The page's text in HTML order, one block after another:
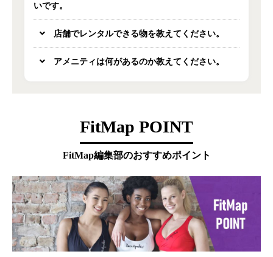
いです。
店舗でレンタルできる物を教えてください。
アメニティは何があるのか教えてください。
FitMap POINT
FitMap編集部のおすすめポイント